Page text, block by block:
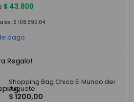
$ 43.800
$ 108.595,04
pago
Regalo!
Shopping Bag Chica El Mundo del
Juguete
$ 1200,00